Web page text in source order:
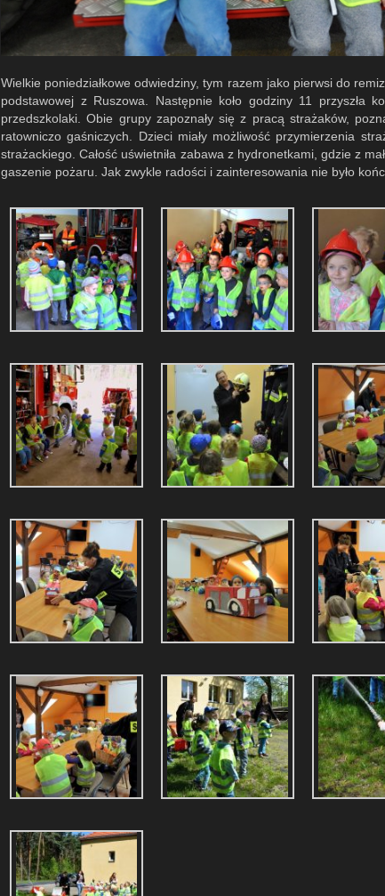
Wielkie poniedziałkowe odwiedziny, tym razem jako pierwsi do
podstawowej z Ruszowa. Następnie koło godziny 11 przyszła
przedszkolaki. Obie grupy zapoznały się z pracą strażaków,
ratowniczo gaśniczych. Dzieci miały możliwość przymierzenia
strażackiego. Całość uświetniła zabawa z hydronetkami, gdzie z
gaszenie pożaru. Jak zwykle radości i zainteresowania nie było